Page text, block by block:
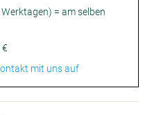
= am selben
€
mit uns auf